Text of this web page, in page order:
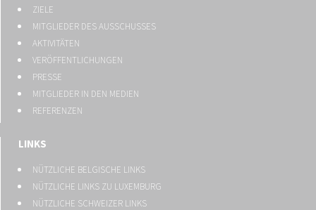
ZIELE
MITGLIEDER DES AUSSCHUSSES
AKTIVITÄTEN
VERÖFFENTLICHUNGEN
PRESSE
MITGLIEDER IN DEN MEDIEN
REFERENZEN
LINKS
NÜTZLICHE BELGISCHE LINKS
NÜTZLICHE LINKS ZU LUXEMBURG
NÜTZLICHE SCHWEIZER LINKS